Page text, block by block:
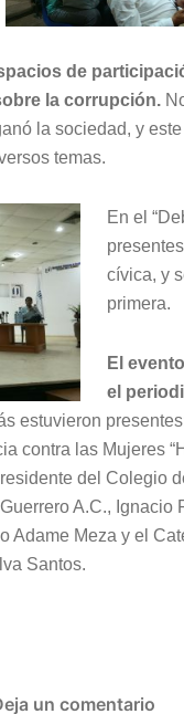
de
la corrupción.
la sociedad, y
temas.
En el
cívica, y
primera.
El
el
estuvieron
contra las Mujeres
del Colegio
A.C.,
Adame Meza y el
Santos.
un comentario